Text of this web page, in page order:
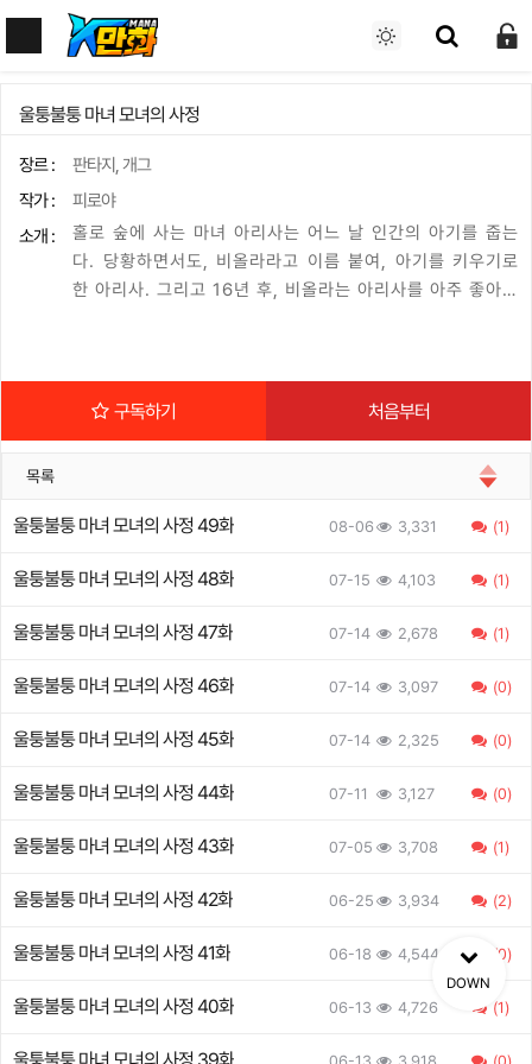
울퉁불퉁 마녀 모녀의 사정
장르 :
판타지, 개그
작가 :
피로야
소개 :
홀로 숲에 사는 마녀 아리사는 어느 날 인간의 아기를 줍는
다. 당황하면서도, 비올라라고 이름 붙여, 아기를 키우기로
한 아리사. 그리고 16년 후, 비올라는 아리사를 아주 좋아하
구독하기 처음부터
목록
울퉁불퉁 마녀 모녀의 사정 49화 08-06 3,331 (1)
울퉁불퉁 마녀 모녀의 사정 48화 07-15 4,103 (1)
울퉁불퉁 마녀 모녀의 사정 47화 07-14 2,678 (1)
울퉁불퉁 마녀 모녀의 사정 46화 07-14 3,097 (0)
울퉁불퉁 마녀 모녀의 사정 45화 07-14 2,325 (0)
울퉁불퉁 마녀 모녀의 사정 44화 07-11 3,127 (0)
울퉁불퉁 마녀 모녀의 사정 43화 07-05 3,708 (1)
울퉁불퉁 마녀 모녀의 사정 42화 06-25 3,934 (2)
울퉁불퉁 마녀 모녀의 사정 41화 06-18 4,544 (0)
울퉁불퉁 마녀 모녀의 사정 40화 06-13 4,726 (1)
06-13 3,918 (0)
DOWN